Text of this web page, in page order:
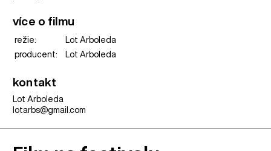
více o filmu
režie:
Lot Arboleda
producent:
Lot Arboleda
kontakt
Lot Arboleda
lotarbs@gmail.com